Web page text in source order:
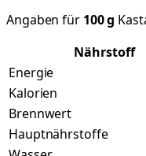
Angaben für 100g
Nährstoff
Energie
Kalorien
Brennwert
Hauptnährstoffe